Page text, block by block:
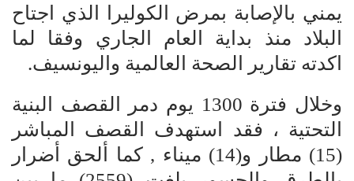
يمني بالإصابة بمرض الكوليرا الذي اجتاح
البلاد منذ بداية العام الجاري وفقا لما
اكدته تقارير الصحة العالمية واليونسيف.
وخلال فترة 1300 يوم دمر القصف البنية
التحتية ، فقد استهدف القصف المباشر
(15) مطار و(14) ميناء , كما ألحق أضرار